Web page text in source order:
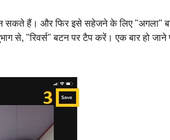
सकते हैं। और फिर इसे सहेजने के लिए "अगला"
से, "रिवर्स" बटन पर टैप करें। एक बार हो जाने